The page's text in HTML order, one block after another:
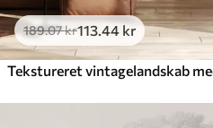
189.07kr113 .44 kr